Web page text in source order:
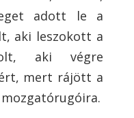
adott le a
aki leszokott a
aki végre
mert rájött a